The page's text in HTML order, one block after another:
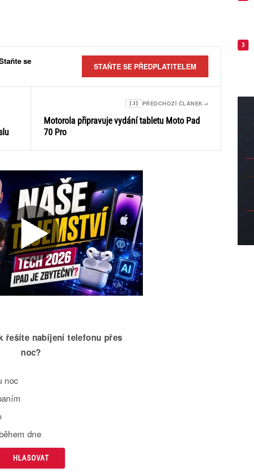
se
STAŇTE SE PŘEDPLATITELEM
→
PŘEDCHOZÍ ČLÁNEK
[J]
Motorola připravuje vydání tabletu Moto Pad
70 Pro
řešíte nabíjení telefonu přes
noc?
noc
dne
3